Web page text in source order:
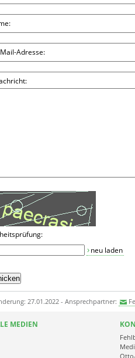
Adresse:
neu laden
27.01.2022 - Ansprechpartner:
MEDIEN